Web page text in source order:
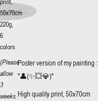
en
50x70cm
220g,
6
colors
(Please
allow
3
weeks
*
cours...
Poster version of my painting :
"👤(✨💥💎)"
High quality print, 50x70cm